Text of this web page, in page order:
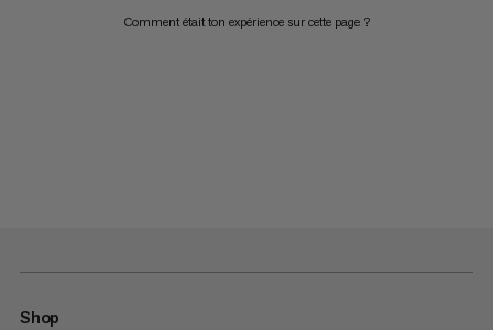
Comment était ton expérience sur cette page ?
Shop